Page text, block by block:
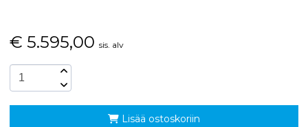
€ 5.595,00 sis. alv
Lisää ostoskoriin